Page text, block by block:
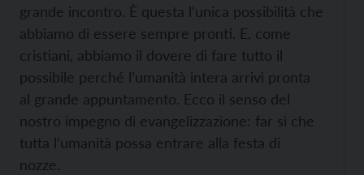
grande incontro. È questa l’unica possibilità che
abbiamo di essere sempre pronti. E, come
cristiani, abbiamo il dovere di fare tutto il
possibile perché l’umanità intera arrivi pronta
al grande appuntamento. Ecco il senso del
nostro impegno di evangelizzazione: far sì che
tutta l’umanità possa entrare alla festa di
nozze.